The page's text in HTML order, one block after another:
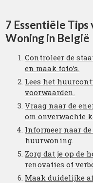
7 Essentiële Tips
Woning in België
Controleer de
en maak foto’s.
Lees het
voorwaarden.
Vraag naar de
om onverwachte
Informeer naar
huurwoning.
Zorg dat je op de
renovaties of
Maak duidelijke